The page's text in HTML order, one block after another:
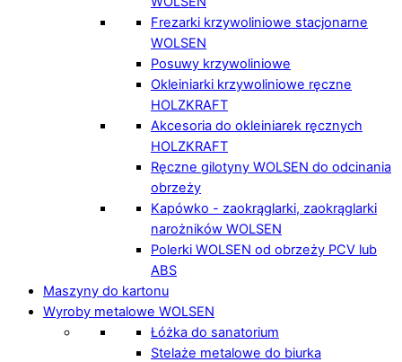
Frezarki krzywoliniowe stacjonarne
WOLSEN
Posuwy krzywoliniowe
Okleiniarki krzywoliniowe ręczne
HOLZKRAFT
Akcesoria do okleiniarek ręcznych
HOLZKRAFT
Ręczne gilotyny WOLSEN do odcinania
obrzeży
Kapówko - zaokrąglarki, zaokrąglarki
narożników WOLSEN
Polerki WOLSEN od obrzeży PCV lub
ABS
Maszyny do kartonu
Wyroby metalowe WOLSEN
Łóżka do sanatorium
Stelaże metalowe do biurka